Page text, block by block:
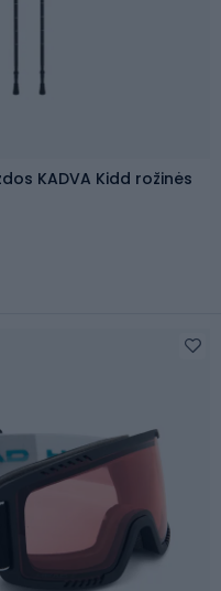
KADVA Kidd rožinės